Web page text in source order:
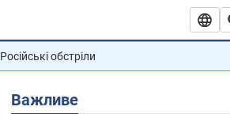
Російські обстріли
Важливе